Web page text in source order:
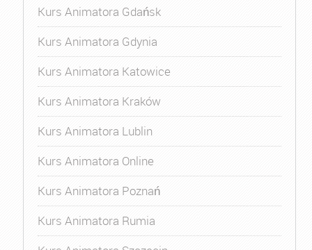
Kurs Animatora Gdańsk
Kurs Animatora Gdynia
Kurs Animatora Katowice
Kurs Animatora Kraków
Kurs Animatora Lublin
Kurs Animatora Online
Kurs Animatora Poznań
Kurs Animatora Rumia